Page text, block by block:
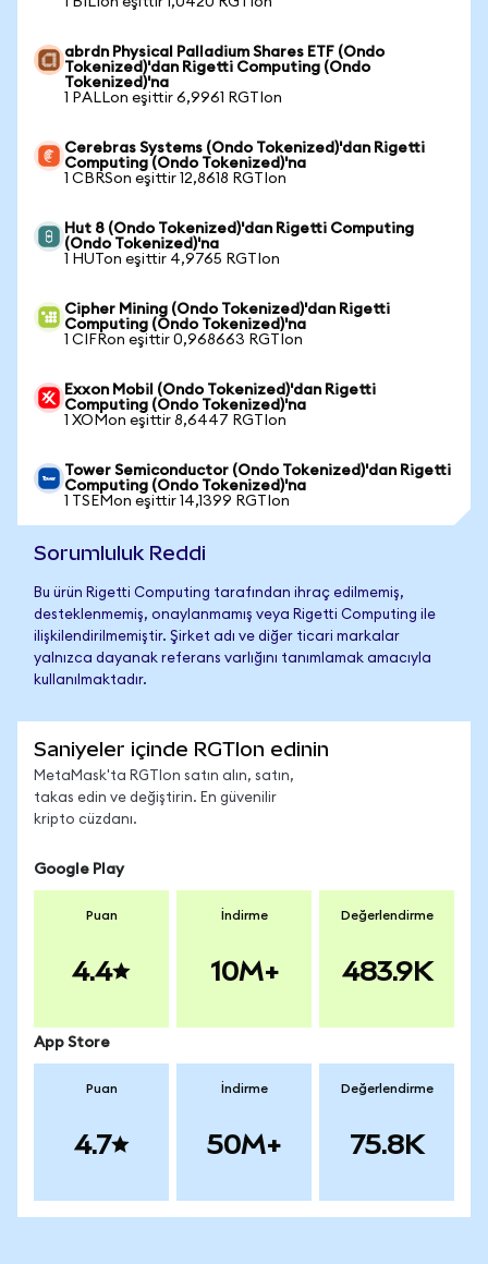
abrdn Physical Palladium Shares ETF (Ondo
Tokenized)'dan Rigetti Computing (Ondo
Tokenized)'na
1 PALLon eşittir 6,9961 RGTIon
Cerebras Systems (Ondo Tokenized)'dan Rigetti
Computing (Ondo Tokenized)'na
1 CBRSon eşittir 12,8618 RGTIon
Hut 8 (Ondo Tokenized)'dan Rigetti Computing
(Ondo Tokenized)'na
1 HUTon eşittir 4,9765 RGTIon
Cipher Mining (Ondo Tokenized)'dan Rigetti
Computing (Ondo Tokenized)'na
1 CIFRon eşittir 0,968663 RGTIon
Exxon Mobil (Ondo Tokenized)'dan Rigetti
Computing (Ondo Tokenized)'na
1 XOMon eşittir 8,6447 RGTIon
Tower Semiconductor (Ondo Tokenized)'dan Rigetti
Computing (Ondo Tokenized)'na
1 TSEMon eşittir 14,1399 RGTIon
Sorumluluk Reddi
Bu ürün Rigetti Computing tarafından ihraç edilmemiş,
desteklenmemiş, onaylanmamış veya Rigetti Computing ile
ilişkilendirilmemiştir. Şirket adı ve diğer ticari markalar
yalnızca dayanak referans varlığını tanımlamak amacıyla
kullanılmaktadır.
Saniyeler içinde RGTIon edinin
MetaMask'ta RGTIon satın alın, satın,
takas edin ve değiştirin. En güvenilir
kripto cüzdanı.
Google Play
Puan
4.4
İndirme
10M+
Değerlendirme
483.9K
App Store
Puan
4.7
İndirme
50M+
Değerlendirme
75.8K